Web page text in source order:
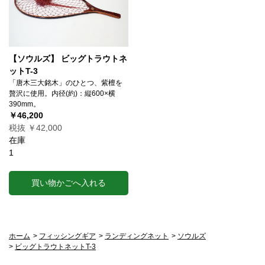
【ソウルズ】 ビッグトラウトネ
ットT-3
「唐木三大銘木」のひとつ、紫檀を
贅沢に使用。内径(約)：縦600×横
390mm。
￥46,200
税抜 ￥42,000
在庫
1
買い物かごへ入れる
ホーム > フィッシングギア > ランディングネット > ソウルズ
> ビッグトラウトネットT-3